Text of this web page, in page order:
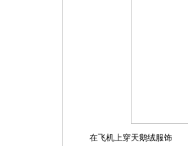
在飞机上穿天鹅绒服饰